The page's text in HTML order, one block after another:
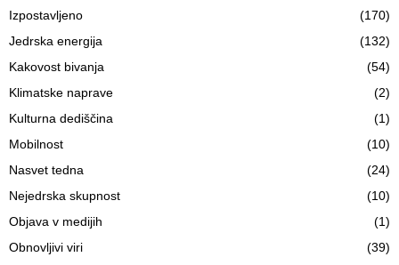
Izpostavljeno
(170)
Jedrska energija
(132)
Kakovost bivanja
(54)
Klimatske naprave
(2)
Kulturna dediščina
(1)
Mobilnost
(10)
Nasvet tedna
(24)
Nejedrska skupnost
(10)
Objava v medijih
(1)
Obnovljivi viri
(39)